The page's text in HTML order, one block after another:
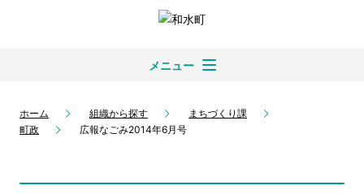
メニュー
ホーム 組織から探す
まちづくり課
町政
広報なごみ2014年6月号